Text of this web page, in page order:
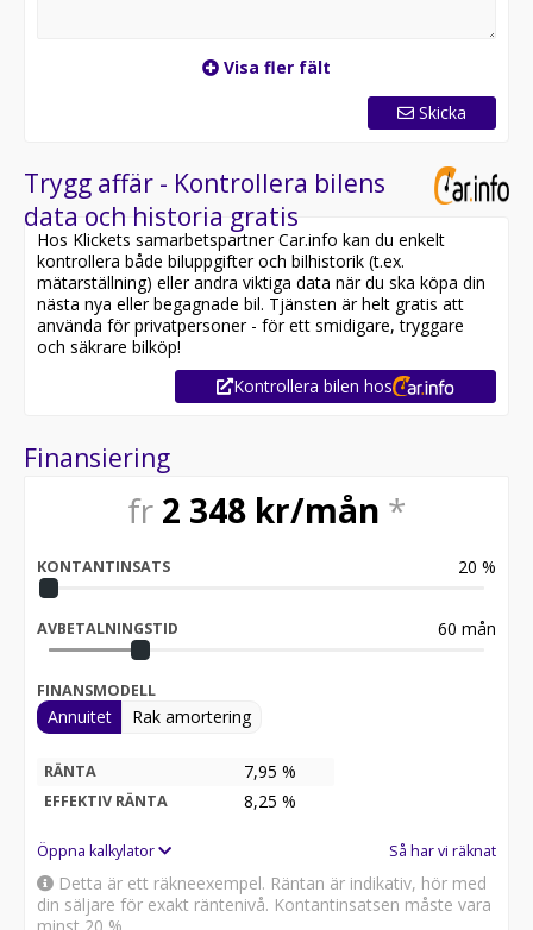
Kapplöpningsgatan 1
252 30 Helsingborg
Visa fler fält
Skicka
Trygg affär - Kontrollera bilens
data och historia gratis
Hos Klickets samarbetspartner Car.info kan du enkelt
kontrollera både biluppgifter och bilhistorik (t.ex.
mätarställning) eller andra viktiga data när du ska köpa din
nästa nya eller begagnade bil. Tjänsten är helt gratis att
använda för privatpersoner - för ett smidigare, tryggare
och säkrare bilköp!
Kontrollera bilen hos
Finansiering
fr 2 348 kr/mån *
KONTANTINSATS 20 %
AVBETALNINGSTID 60 mån
FINANSMODELL
Annuitet Rak amortering
RÄNTA 7,95 %
EFFEKTIV RÄNTA 8,25 %
Öppna kalkylator Så har vi räknat
Detta är ett räkneexempel. Räntan är indikativ, hör med
din säljare för exakt räntenivå. Kontantinsatsen måste vara
minst 20 %.